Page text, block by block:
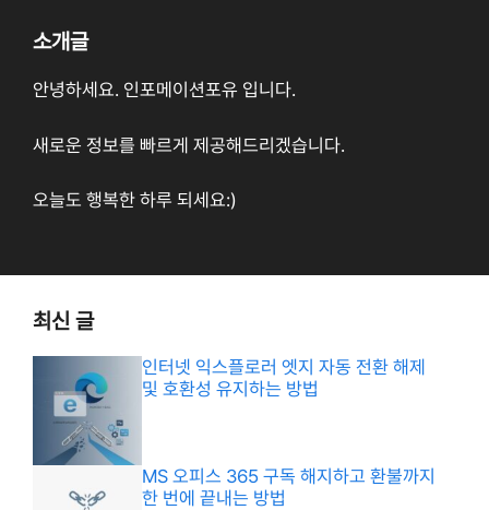
소개글
안녕하세요. 인포메이션포유 입니다.
새로운 정보를 빠르게 제공해드리겠습니다.
오늘도 행복한 하루 되세요:)
최신 글
인터넷 익스플로러 엣지 자동 전환 해제
및 호환성 유지하는 방법
MS 오피스 365 구독 해지하고 환불까지
한 번에 끝내는 방법